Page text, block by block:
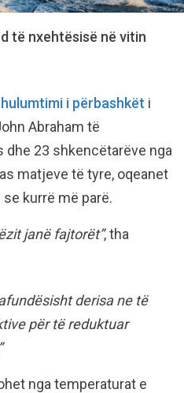
të nxehtësisë në vitin
hulumtimi i përbashkët i
Abraham të
dhe 23 shkencëtarëve nga
matjeve të tyre, oqeanet
kurrë më parë.
janë fajtorët”, tha
derisa ne të
për të reduktuar
nga temperaturat e